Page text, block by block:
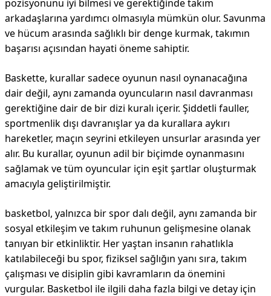
pozisyonunu iyi bilmesi ve gerektiğinde takım
arkadaşlarına yardımcı olmasıyla mümkün olur. Savunma
ve hücum arasında sağlıklı bir denge kurmak, takımın
başarısı açısından hayati öneme sahiptir.
Baskette, kurallar sadece oyunun nasıl oynanacağına
dair değil, aynı zamanda oyuncuların nasıl davranması
gerektiğine dair de bir dizi kuralı içerir. Şiddetli fauller,
sportmenlik dışı davranışlar ya da kurallara aykırı
hareketler, maçın seyrini etkileyen unsurlar arasında yer
alır. Bu kurallar, oyunun adil bir biçimde oynanmasını
sağlamak ve tüm oyuncular için eşit şartlar oluşturmak
amacıyla geliştirilmiştir.
basketbol, yalnızca bir spor dalı değil, aynı zamanda bir
sosyal etkileşim ve takım ruhunun gelişmesine olanak
tanıyan bir etkinliktir. Her yaştan insanın rahatlıkla
katılabileceği bu spor, fiziksel sağlığın yanı sıra, takım
çalışması ve disiplin gibi kavramların da önemini
vurgular. Basketbol ile ilgili daha fazla bilgi ve detay için